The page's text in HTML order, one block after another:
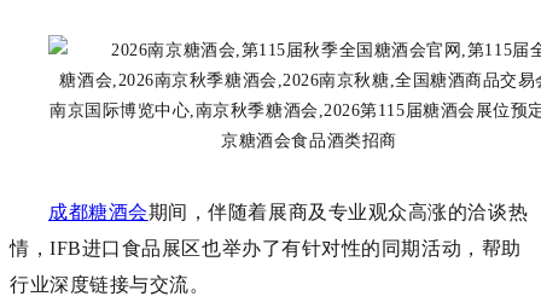
成都糖酒会期间，伴随着展商及专业观众高涨的洽谈热
情，IFB进口食品展区也举办了有针对性的同期活动，帮助
行业深度链接与交流。